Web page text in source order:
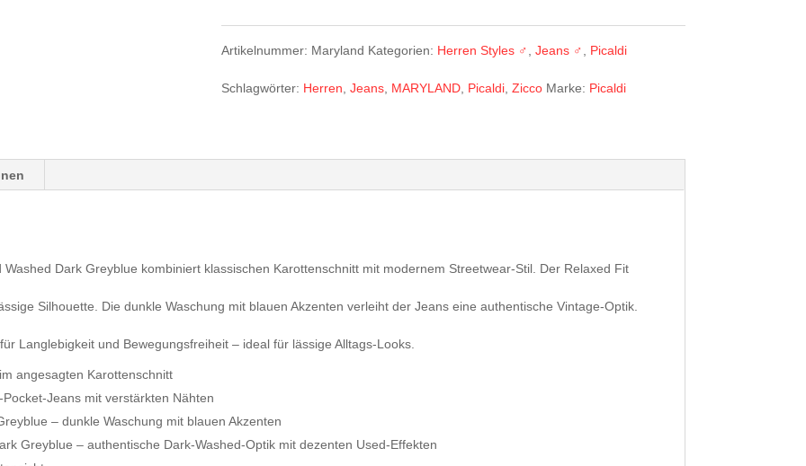
-
MARYLAND
Artikelnummer: Maryland Kategorien: Herren Styles ♂ Jeans ♂ Picaldi
Schlagwörter: Herren Jeans, MARYLAND, Picaldi, Zicco Marke: Picaldi
Dark Greyblue kombiniert klassischen Karottenschnitt mit modernem Streetwear-Stil. Der Relaxed Fit
Silhouette. Die dunkle Waschung mit blauen Akzenten verleiht der Jeans eine authentische Vintage-Optik.
Langlebigkeit und Bewegungsfreiheit – ideal für lässige Alltags-Looks.
angesagten Karottenschnitt
Jeans mit verstärkten Nähten
– dunkle Waschung mit blauen Akzenten
Greyblue – authentische Dark-Washed-Optik mit dezenten Used-Effekten